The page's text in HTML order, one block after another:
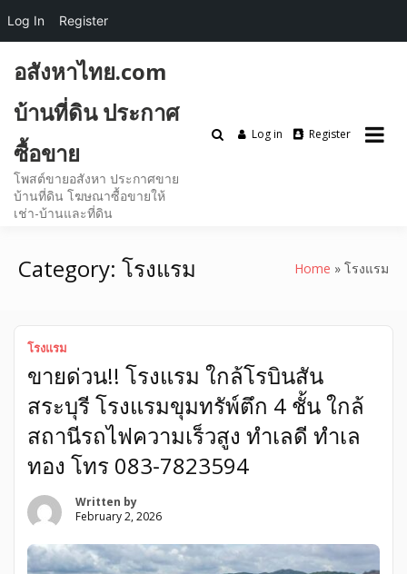
content
อสังหาไทย.com
บ้านที่ดิน ประกาศ
ซื้อขาย
โพสต์ขายอสังหา ประกาศขาย
บ้านที่ดิน โฆษณาซื้อขายให้
เช่า-บ้านและที่ดิน
Log in Register
Category: โรงแรม Home โรงแรม
โรงแรม
ขายด่วน!! โรงแรม ใกล้โรบินสัน
สระบุรี โรงแรมขุมทรัพ์ตึก 4 ชั้น ใกล้
สถานีรถไฟความเร็วสูง ทำเลดี ทำเล
ทอง โทร 083‐7823594
Written by
February 2, 2026
Log In Register